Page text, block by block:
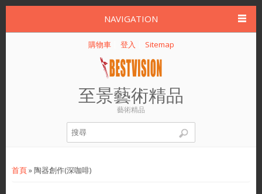
NAVIGATION
購物車 登入 Sitemap
至景藝術精品
藝術精品
搜尋表單
首頁» 陶器創作(深咖啡)